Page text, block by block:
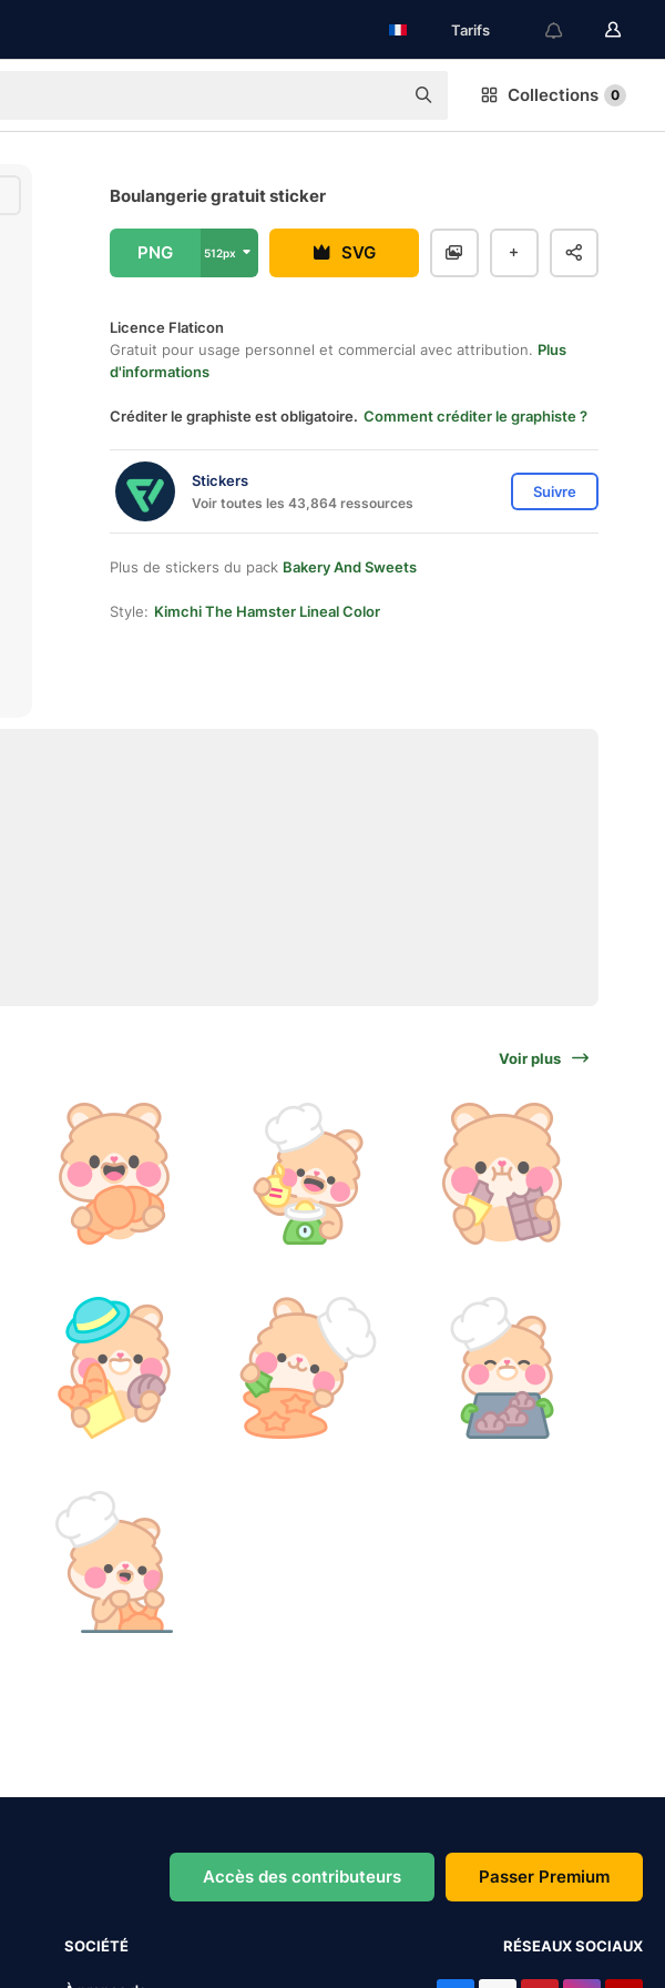
Tarifs
Collections 0
Boulangerie gratuit sticker
PNG 512px SVG
Licence Flaticon
Gratuit pour usage personnel et commercial avec attribution. Plus
d'informations
Créditer le graphiste est obligatoire. Comment créditer le graphiste ?
Stickers
Voir toutes les 43,864 ressources
Suivre
Plus de stickers du pack Bakery And Sweets
Style: Kimchi The Hamster Lineal Color
Voir plus
Accès des contributeurs Passer Premium
SOCIÉTÉ RÉSEAUX SOCIAUX